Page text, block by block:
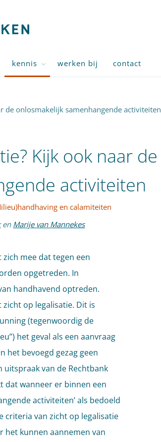
kennis werken bij contact
de onlosmakelijk samenhangende activiteiten
Kijk ook naar de
activiteiten
en calamiteiten
en Marije van Mannekes
mee dat tegen een
opgetreden. In
handhavend optreden.
op legalisatie. Dit is
(tegenwoordig de
het geval als een aanvraag
het bevoegd gezag geen
van de Rechtbank
dat wanneer er binnen een
activiteiten’ als bedoeld
criteria van zicht op legalisatie
het kunnen aannemen van